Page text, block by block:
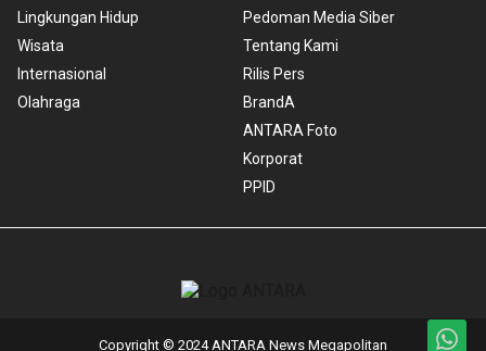
Lingkungan Hidup
Wisata
Internasional
Olahraga
Pedoman Media Siber
Tentang Kami
Rilis Pers
BrandA
ANTARA Foto
Korporat
PPID
Copyright © 2024 ANTARA News Megapolitan